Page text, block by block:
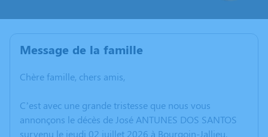
Message de la famille
Chère famille, chers amis,
C’est avec une grande tristesse que nous vous
annonçons le décès de José ANTUNES DOS SANTOS
survenu le jeudi 02 juillet 2026 à Bourgoin-Jallieu.